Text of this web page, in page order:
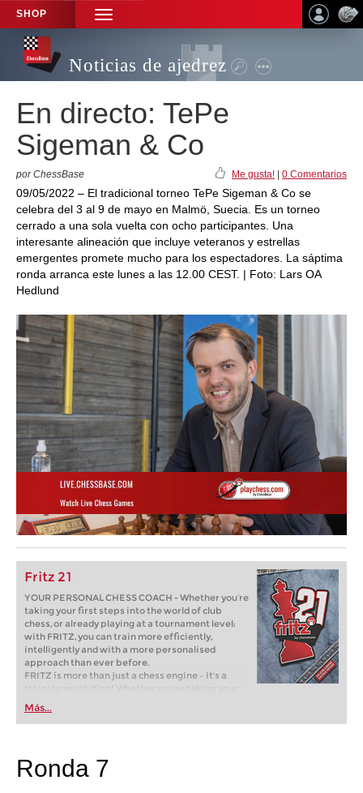
SHOP
TOGGLE
NAVIGATION
Noticias de ajedrez
En directo: TePe
Sigeman & Co
por ChessBase Me gusta! 0 Comentarios
09/05/2022 – El tradicional torneo TePe Sigeman & Co se
celebra del 3 al 9 de mayo en Malmö, Suecia. Es un torneo
cerrado a una sola vuelta con ocho participantes. Una
interesante alineación que incluye veteranos y estrellas
emergentes promete mucho para los espectadores. La sáptima
ronda arranca este lunes a las 12.00 CEST. | Foto: Lars OA
Hedlund
Fritz 21
YOUR PERSONAL CHESS COACH - Whether you’re
taking your first steps into the world of club
chess, or already playing at a tournament level:
with FRITZ, you can train more efficiently,
intelligently and with a more personalised
approach than ever before.
FRITZ is more than just a chess engine – it’s a
training revolution! Whether you’re taking your
first steps into the world of club chess, or already
playing at a tournament level: with FRITZ, you can
train more efficiently, intelligently and with a
Más...
Ronda 7